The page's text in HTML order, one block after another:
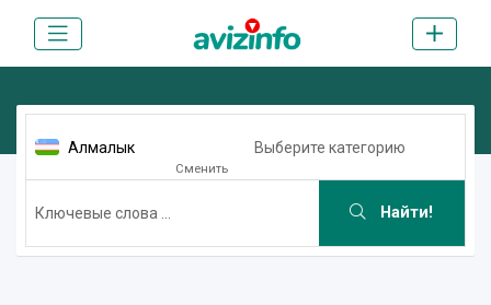
Алмалык
Сменить
Выберите категорию
Найти!